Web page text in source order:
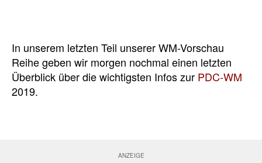
In unserem letzten Teil unserer WM-Vorschau
Reihe geben wir morgen nochmal einen letzten
Überblick über die wichtigsten Infos zur PDC-WM
2019.